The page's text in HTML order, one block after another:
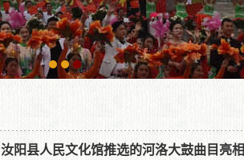
汝阳县人民文化馆推选的河洛大鼓曲目亮